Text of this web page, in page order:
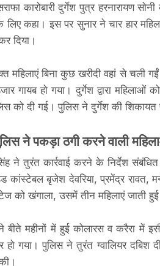
कारोबारी दुर्गेश पुत्र हरनारायण
लिए कहा। इस पर सुनार ने चार हार
दिया।
महिलाएं बिना कुछ खरीदी वहां से
गायब हो गया। दुर्गेश द्वारा
को दी गई। पुलिस ने दुर्गेश की
ने पकड़ा ठगी करने वाली
ने तुरंत कार्रवाई करने के निर्देश
कांस्टेबल बृृजेश देवरिया, प्रमेंद्र रावत,
को खंगाला, उसमें तीन महिलाएं जाती
बीते महीनों में हुई कोलारस व करैरा में
हो गया। पुलिस ने तुरंत ग्वालियर दबिश